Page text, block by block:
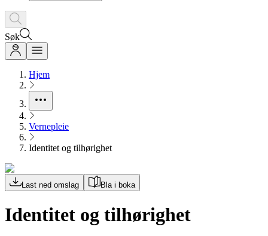
Søk
Hjem
Vernepleie
Identitet og tilhørighet
Last ned omslag Bla i boka
Identitet og tilhørighet